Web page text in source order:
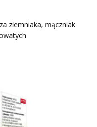
ziemniaka, mączniak